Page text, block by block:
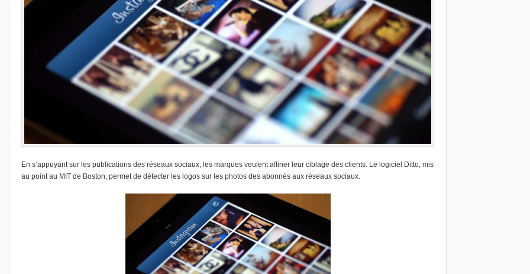
En s’appuyant sur les publications des réseaux sociaux, les marques veulent affiner leur ciblage des clients. Le logiciel Ditto, mis
au point au MIT de Boston, permet de détecter les logos sur les photos des abonnés aux réseaux sociaux.